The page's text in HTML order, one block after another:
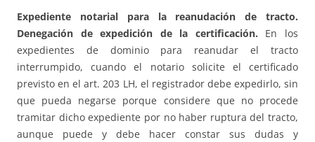
Expediente notarial para la reanudación de tracto.
Denegación de expedición de la certificación. En los
expedientes de dominio para reanudar el tracto
interrumpido, cuando el notario solicite el certificado
previsto en el art. 203 LH, el registrador debe expedirlo, sin
que pueda negarse porque considere que no procede
tramitar dicho expediente por no haber ruptura del tracto,
aunque puede y debe hacer constar sus dudas y